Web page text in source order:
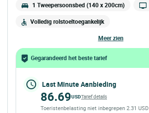
1 Tweepersoonsbed (140 x 200cm)
Volledig rolstoeltoegankelijk
meer zien
Gegarandeerd het beste tarief
Last Minute Aanbieding
86.69USDTarief details
Toeristenbelasting niet inbegrepen 2.31 USD